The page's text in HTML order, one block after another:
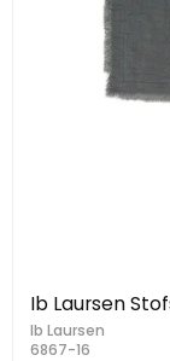
Ib Laursen
Ib Laursen
6867-16